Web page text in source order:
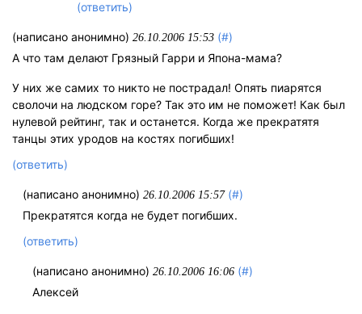
(ответить)
(написано анонимно) 26.10.2006 15:53 (#)
А что там делают Грязный Гарри и Япона-мама?
У них же самих то никто не пострадал! Опять пиарятся
сволочи на людском горе? Так это им не поможет! Как был
нулевой рейтинг, так и останется. Когда же прекратятя
танцы этих уродов на костях погибших!
(ответить)
(написано анонимно) 26.10.2006 15:57 (#)
Прекратятся когда не будет погибших.
(ответить)
(написано анонимно) 26.10.2006 16:06 (#)
Алексей